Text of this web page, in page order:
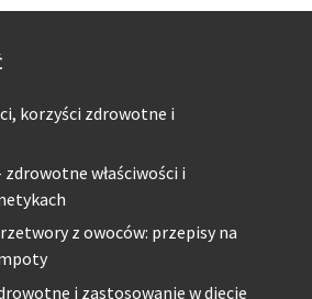
korzyści zdrowotne i
właściwości i
z owoców: przepisy na
i zastosowanie w diecie